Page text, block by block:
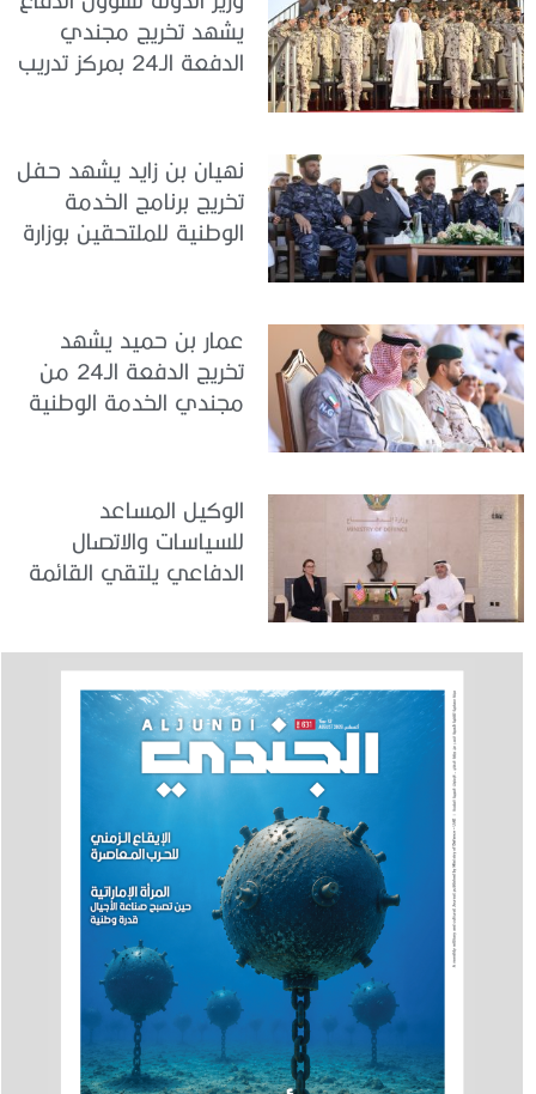
يشهد تخريج مجندي
الدفعة الـ24 بمركز تدريب
نهيان بن زايد يشهد حفل
تخريج برنامج الخدمة
الوطنية للملتحقين بوزارة
عمار بن حميد يشهد
تخريج الدفعة الـ24 من
مجندي الخدمة الوطنية
الوكيل المساعد
للسياسات والاتصال
الدفاعي يلتقي القائمة